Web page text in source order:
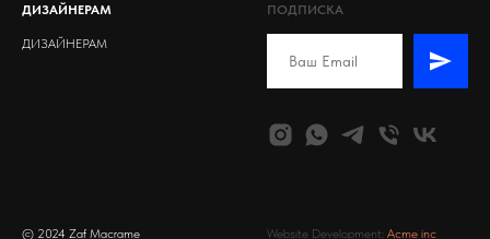
ДИЗАЙНЕРАМ
ДИЗАЙНЕРАМ
ПОДПИСКА
© 2024 Zaf Macrame Website Development: Acme inc